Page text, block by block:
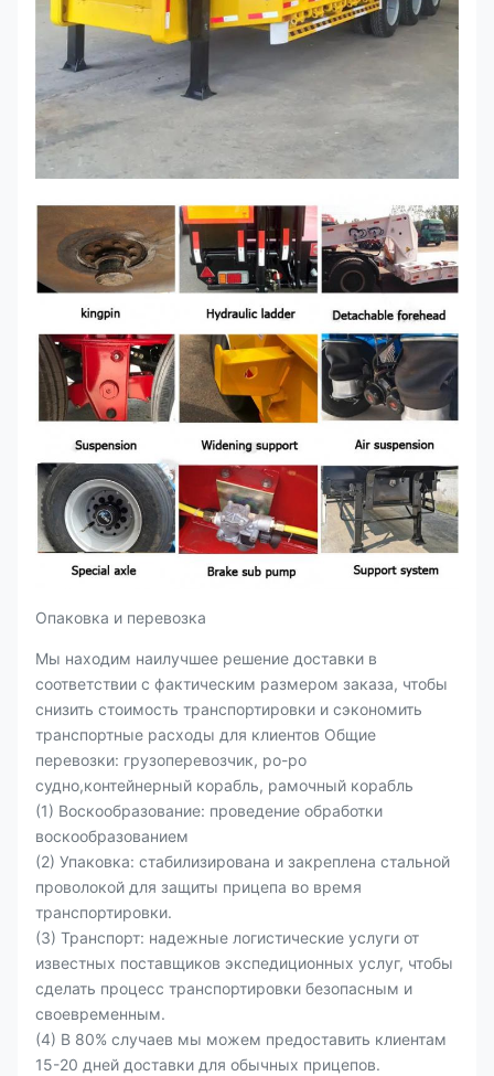
Опаковка и перевозка
Мы находим наилучшее решение доставки в
соответствии с фактическим размером заказа, чтобы
снизить стоимость транспортировки и сэкономить
транспортные расходы для клиентов Общие
перевозки: грузоперевозчик, ро-ро
судно,контейнерный корабль, рамочный корабль
(1) Воскообразование: проведение обработки
воскообразованием
(2) Упаковка: стабилизирована и закреплена стальной
проволокой для защиты прицепа во время
транспортировки.
(3) Транспорт: надежные логистические услуги от
известных поставщиков экспедиционных услуг, чтобы
сделать процесс транспортировки безопасным и
своевременным.
(4) В 80% случаев мы можем предоставить клиентам
15-20 дней доставки для обычных прицепов.